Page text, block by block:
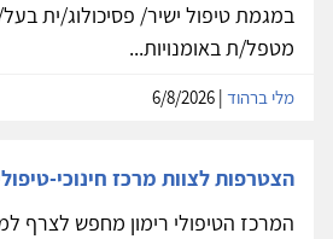
במגמת טיפול ישיר/ פסיכולוג/ית
מטפל/ת באומנויות...
מלי ברהוד
הצטרפות לצוות מרכז חינוכי-
המרכז הטיפולי רימון מחפש לצרף